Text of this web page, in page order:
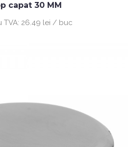
capat 30 MM
TVA: 26.49 lei / buc